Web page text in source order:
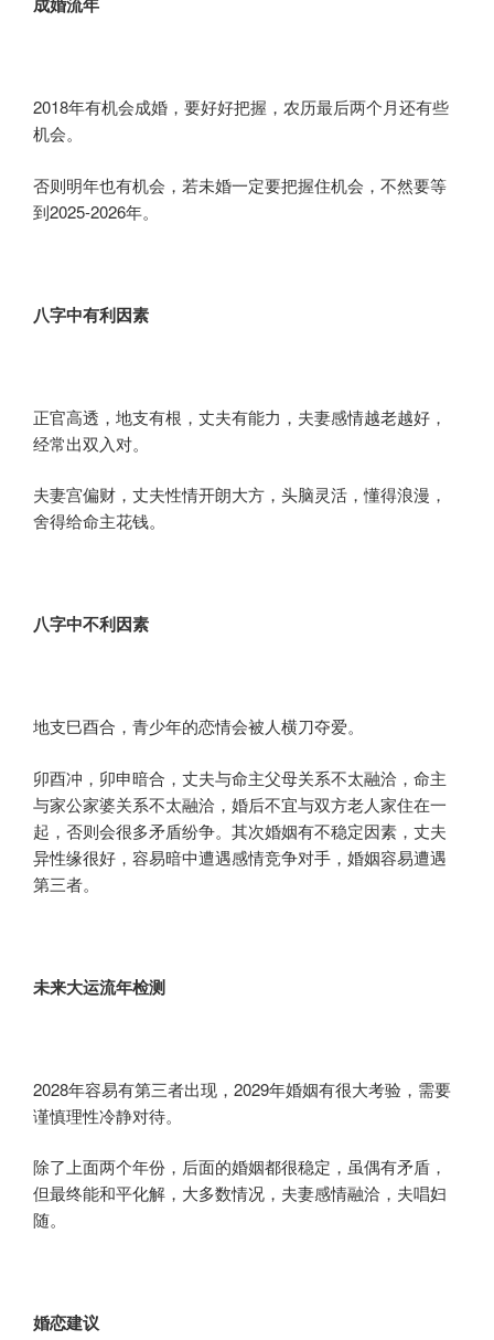
2018年有机会成婚，要好好把握，农历最后两个月还有些
机会。
否则明年也有机会，若未婚一定要把握住机会，不然要等
到2025-2026年。
八字中有利因素
正官高透，地支有根，丈夫有能力，夫妻感情越老越好，
经常出双入对。
夫妻宫偏财，丈夫性情开朗大方，头脑灵活，懂得浪漫，
舍得给命主花钱。
八字中不利因素
地支巳酉合，青少年的恋情会被人横刀夺爱。
卯酉冲，卯申暗合，丈夫与命主父母关系不太融洽，命主
与家公家婆关系不太融洽，婚后不宜与双方老人家住在一
起，否则会很多矛盾纷争。其次婚姻有不稳定因素，丈夫
异性缘很好，容易暗中遭遇感情竞争对手，婚姻容易遭遇
第三者。
未来大运流年检测
2028年容易有第三者出现，2029年婚姻有很大考验，需要
谨慎理性冷静对待。
除了上面两个年份，后面的婚姻都很稳定，虽偶有矛盾，
但最终能和平化解，大多数情况，夫妻感情融洽，夫唱妇
随。
婚恋建议